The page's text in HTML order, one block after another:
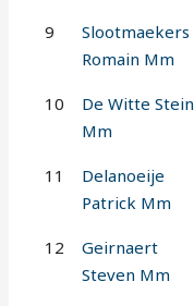
9
Slootmaekers
Romain Mm
10
De Witte Stein
Mm
11
Delanoeije
Patrick Mm
12
Geirnaert
Steven Mm